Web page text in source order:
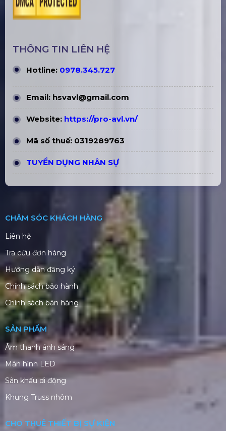
THÔNG TIN LIÊN HỆ
Hotline: 0978.345.727
Email: hsvavl@gmail.com
Website: https://pro-avl.vn/
Mã số thuế: 0319289763
TUYỂN DỤNG NHÂN SỰ
CHĂM SÓC KHÁCH HÀNG
Liên hệ
Tra cứu đơn hàng
Hướng dẫn đăng ký
Chính sách bảo hành
Chính sách bán hàng
SẢN PHẨM
Âm thanh ánh sáng
Màn hình LED
Sân khấu di động
Khung Truss nhôm
CHO THUÊ THIẾT BỊ SỰ KIỆN